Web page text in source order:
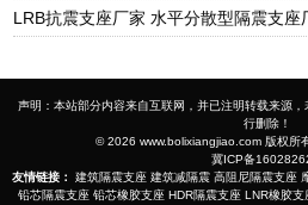
声明：本站部分内容来自互联网，并已注明转载来源
行删除！
© 2026 www.bolixiangjiao.com 版权所
冀ICP备
友情链接：
建筑隔震支座 建筑减隔震 高阻尼隔震支座
铅芯隔震支座 铅芯橡胶支座 HDR隔震支座 LNR橡胶支